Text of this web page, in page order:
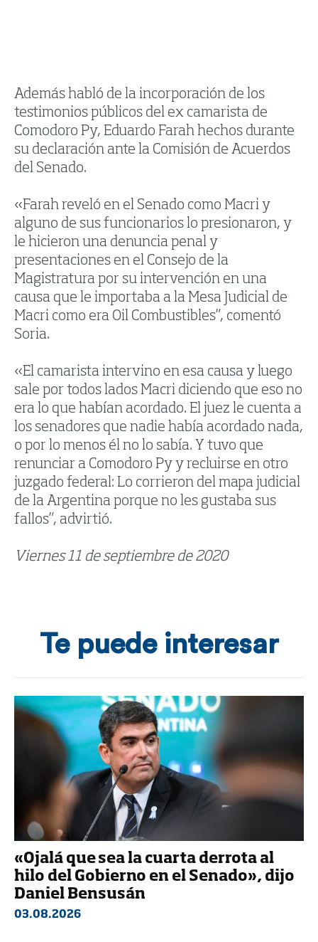
Además habló de la incorporación de los
testimonios públicos del ex camarista de
Comodoro Py, Eduardo Farah hechos durante
su declaración ante la Comisión de Acuerdos
del Senado.
«Farah reveló en el Senado como Macri y
alguno de sus funcionarios lo presionaron, y
le hicieron una denuncia penal y
presentaciones en el Consejo de la
Magistratura por su intervención en una
causa que le importaba a la Mesa Judicial de
Macri como era Oil Combustibles”, comentó
Soria.
«El camarista intervino en esa causa y luego
sale por todos lados Macri diciendo que eso no
era lo que habían acordado. El juez le cuenta a
los senadores que nadie había acordado nada,
o por lo menos él no lo sabía. Y tuvo que
renunciar a Comodoro Py y recluirse en otro
juzgado federal: Lo corrieron del mapa judicial
de la Argentina porque no les gustaba sus
fallos”, advirtió.
Viernes 11 de septiembre de 2020
Te puede interesar
«Ojalá que sea la cuarta derrota al
hilo del Gobierno en el Senado», dijo
Daniel Bensusán
03.08.2026